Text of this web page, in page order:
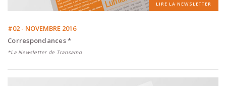
LIRE LA NEWSLETTER
#02 - NOVEMBRE 2016
Correspondances *
*La Newsletter de Transamo